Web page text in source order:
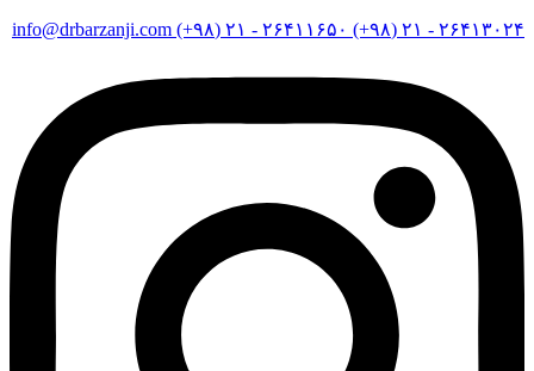
۲۶۴۱۳۰۲۴ - ۲۱ (۹۸+) ۲۶۴۱۱۶۵۰ - ۲۱ (۹۸+) info@drbarzanji.com